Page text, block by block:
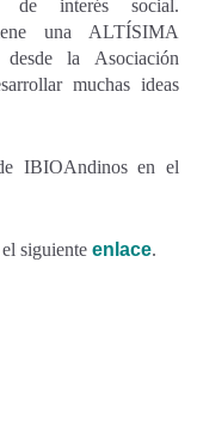
de interés social.
una ALTÍSIMA
desde la Asociación
muchas ideas
IBIOAndinos en el
siguiente enlace.